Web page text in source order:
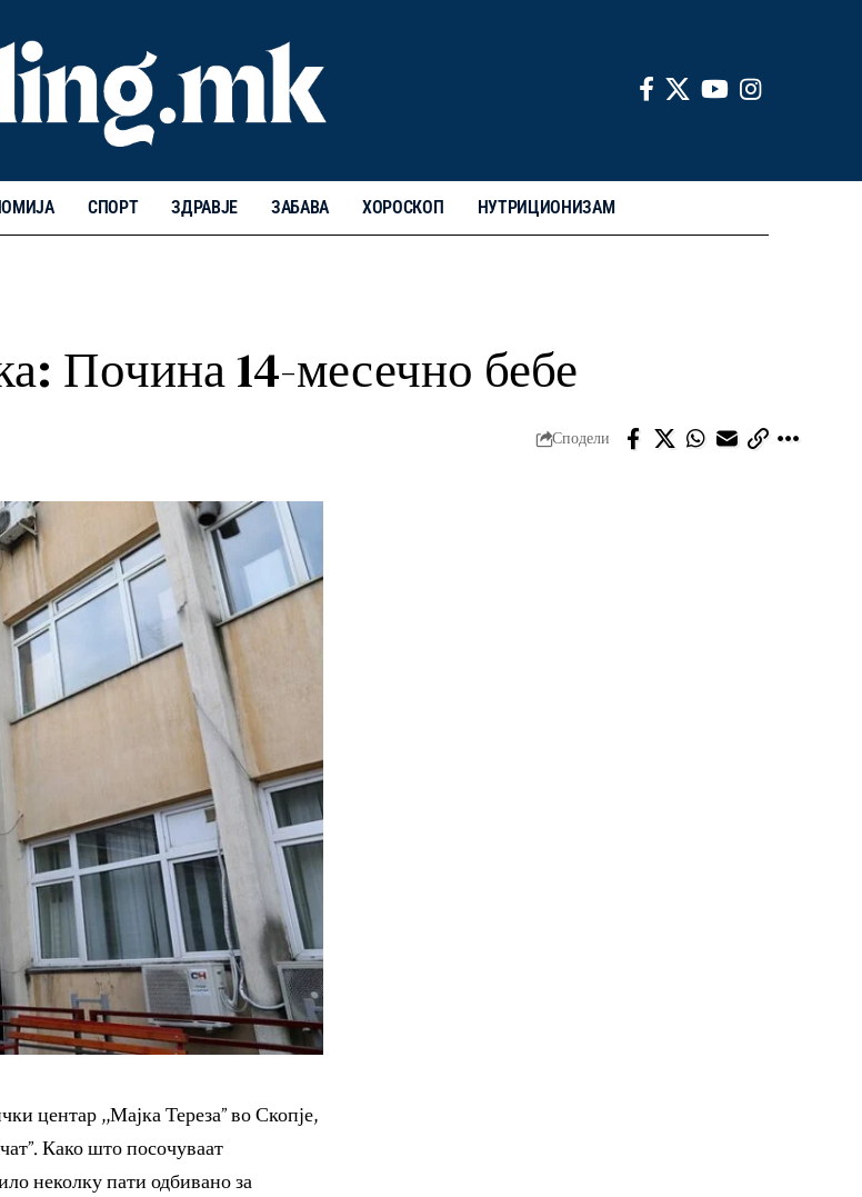
СПОРТ ЗДРАВЈЕ ЗАБАВА ХОРОСКОП НУТРИЦИОНИЗАМ
Почина 14-месечно бебе
Сподели
центар ,,Мајка Тереза” во Скопје,
Како што посочуваат
неколку пати одбивано за